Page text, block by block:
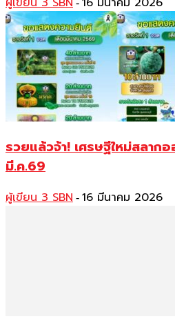
-
รวยแล้วจ้า! เศรษฐีใหม่สลา
มี.ค.69
ผู้เขียน 3 SBN - 16 มีนาคม 2026